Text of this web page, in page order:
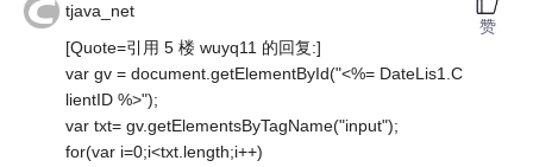
tjava_net
[Quote=引用 5 楼 wuyq11 的回复:]
var gv = document.getElementById("<%= DateLis1.C
lientID %>");
var txt= gv.getElementsByTagName("input");
for(var i=0;i<txt.length;i++)
赞